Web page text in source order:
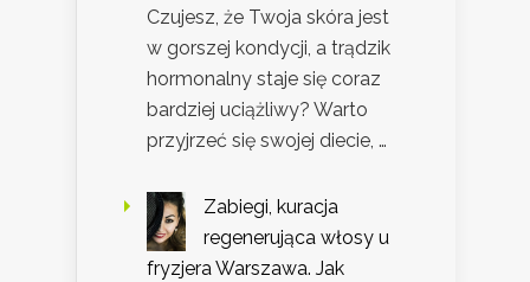
Czujesz, że Twoja skóra jest
w gorszej kondycji, a trądzik
hormonalny staje się coraz
bardziej uciążliwy? Warto
przyjrzeć się swojej diecie, …
Zabiegi, kuracja
regenerująca włosy u
fryzjera Warszawa. Jak